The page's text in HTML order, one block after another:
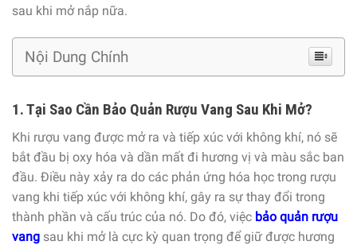
sau khi mở nắp nữa.
Nội Dung Chính
1. Tại Sao Cần Bảo Quản Rượu Vang Sau Khi Mở?
Khi rượu vang được mở ra và tiếp xúc với không khí, nó sẽ
bắt đầu bị oxy hóa và dần mất đi hương vị và màu sắc ban
đầu. Điều này xảy ra do các phản ứng hóa học trong rượu
vang khi tiếp xúc với không khí, gây ra sự thay đổi trong
thành phần và cấu trúc của nó. Do đó, việc bảo quản rượu
vang sau khi mở là cực kỳ quan trọng để giữ được hương